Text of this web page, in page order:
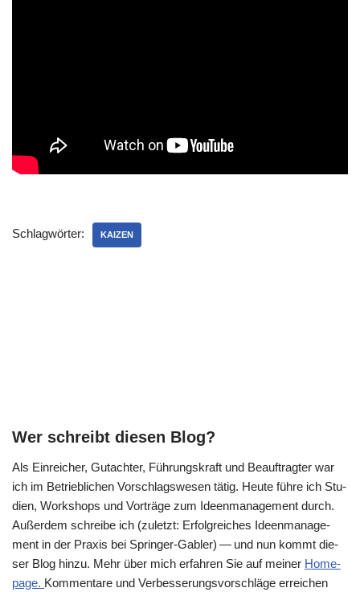
Schlagwörter: KAIZEN
Wer schreibt diesen Blog?
Als Ein­rei­cher, Gut­ach­ter, Füh­rungs­kraft und Beauf­trag­ter war
ich im Betrieb­li­chen Vor­schlags­we­sen tätig. Heu­te füh­re ich Stu­
di­en, Work­shops und Vor­trä­ge zum Ideen­ma­nage­ment durch.
Außer­dem schrei­be ich (zuletzt: Erfolg­rei­ches Ideen­ma­nage­
ment in der Pra­xis bei Sprin­ger-Gab­ler) — und nun kommt die­
ser Blog hin­zu. Mehr über mich erfah­ren Sie auf mei­ner Home­
page. Kom­men­ta­re und Ver­bes­se­rungs­vor­schlä­ge errei­chen